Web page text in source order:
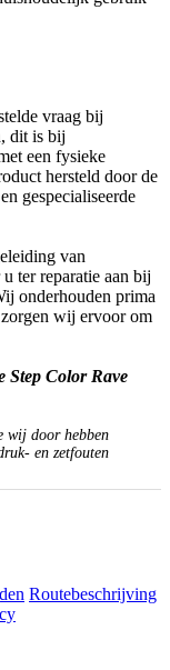
vraag bij
dit is bij
een fysieke
hersteld door de
gespecialiseerde
van
ter reparatie aan bij
onderhouden prima
zorgen wij ervoor om
Step Color Rave
wij door hebben
en zetfouten
Routebeschrijving